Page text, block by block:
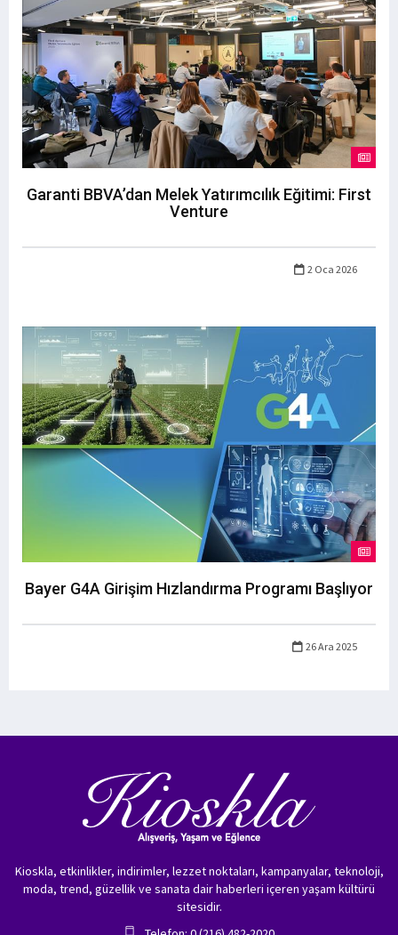
Garanti BBVA’dan Melek Yatırımcılık Eğitimi: First
Venture
2 Oca 2026
Bayer G4A Girişim Hızlandırma Programı Başlıyor
26 Ara 2025
Kioskla, etkinlikler, indirimler, lezzet noktaları, kampanyalar, teknoloji,
moda, trend, güzellik ve sanata dair haberleri içeren yaşam kültürü
sitesidir.